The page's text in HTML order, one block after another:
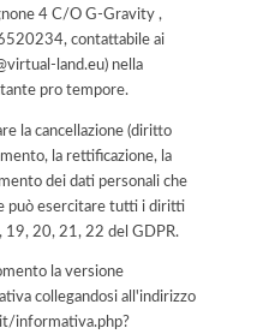
4 C/O G-Gravity ,
contattabile ai
land.eu) nella
pro tempore.
la cancellazione (diritto
la rettificazione, la
dei dati personali che
può esercitare tutti i diritti
20, 21, 22 del GDPR.
la versione
collegandosi all'indirizzo
informativa.php?